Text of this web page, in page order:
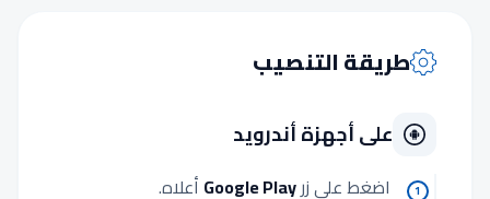
طريقة التنصيب
على أجهزة أندرويد
1 اضغط على زرGoogle Play أعلاه.